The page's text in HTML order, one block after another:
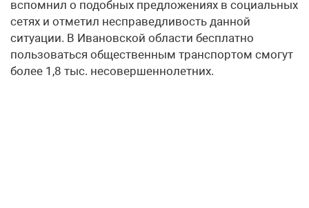
вспомнил о подобных предложениях в социальных
сетях и отметил несправедливость данной
ситуации. В Ивановской области бесплатно
пользоваться общественным транспортом смогут
более 1,8 тыс. несовершеннолетних.